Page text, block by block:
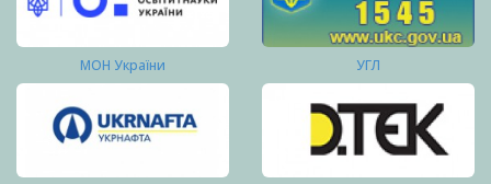
МОН України УГЛ